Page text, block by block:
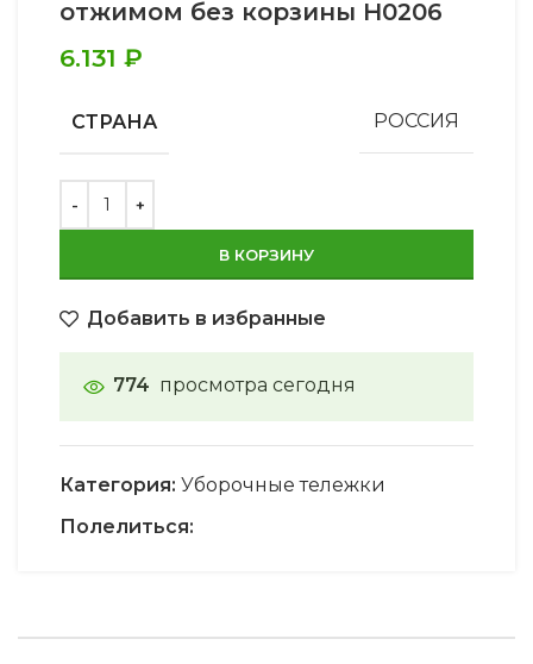
отжимом без корзины Н0206
6.131 ₽
СТРАНА РОССИЯ
В КОРЗИНУ
Добавить в избранные
774 просмотра сегодня
Категория: Уборочные тележки
Полелиться: